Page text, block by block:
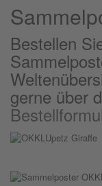
Bestellen
gerne über